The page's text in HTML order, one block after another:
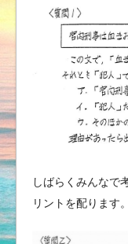
しばらくみんなで
リントを配ります。